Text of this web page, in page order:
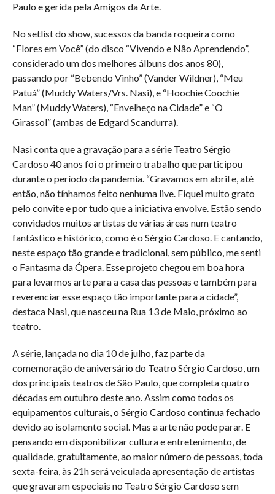
Paulo e gerida pela Amigos da Arte.
No setlist do show, sucessos da banda roqueira como
“Flores em Você” (do disco “Vivendo e Não Aprendendo”,
considerado um dos melhores álbuns dos anos 80),
passando por “Bebendo Vinho” (Vander Wildner), “Meu
Patuá” (Muddy Waters/Vrs. Nasi), e “Hoochie Coochie
Man” (Muddy Waters), “Envelheço na Cidade” e “O
Girassol” (ambas de Edgard Scandurra).
Nasi conta que a gravação para a série Teatro Sérgio
Cardoso 40 anos foi o primeiro trabalho que participou
durante o período da pandemia. “Gravamos em abril e, até
então, não tínhamos feito nenhuma live. Fiquei muito grato
pelo convite e por tudo que a iniciativa envolve. Estão sendo
convidados muitos artistas de várias áreas num teatro
fantástico e histórico, como é o Sérgio Cardoso. E cantando,
neste espaço tão grande e tradicional, sem público, me senti
o Fantasma da Ópera. Esse projeto chegou em boa hora
para levarmos arte para a casa das pessoas e também para
reverenciar esse espaço tão importante para a cidade”,
destaca Nasi, que nasceu na Rua 13 de Maio, próximo ao
teatro.
A série, lançada no dia 10 de julho, faz parte da
comemoração de aniversário do Teatro Sérgio Cardoso, um
dos principais teatros de São Paulo, que completa quatro
décadas em outubro deste ano. Assim como todos os
equipamentos culturais, o Sérgio Cardoso continua fechado
devido ao isolamento social. Mas a arte não pode parar. E
pensando em disponibilizar cultura e entretenimento, de
qualidade, gratuitamente, ao maior número de pessoas, toda
sexta-feira, às 21h será veiculada apresentação de artistas
que gravaram especiais no Teatro Sérgio Cardoso sem